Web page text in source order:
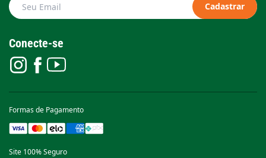
Cadastrar
Conecte-se
Formas de Pagamento
Site 100% Seguro